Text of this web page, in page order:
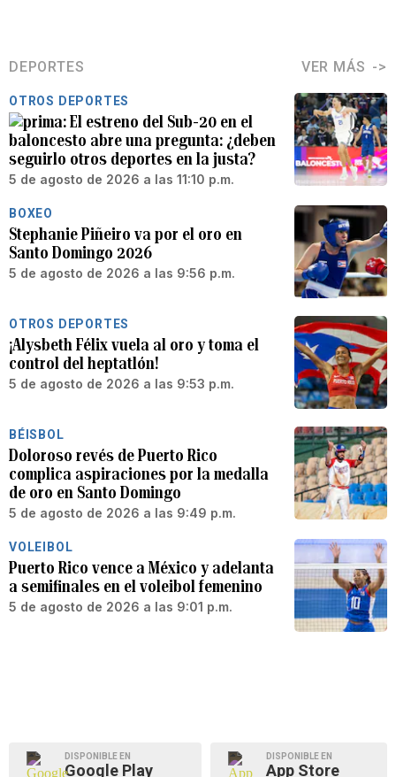
DEPORTES VER MÁS
OTROS DEPORTES
El estreno del Sub-20 en el
baloncesto abre una pregunta: ¿deben
seguirlo otros deportes en la justa?
5 de agosto de 2026 a las 11:10 p.m.
BOXEO
Stephanie Piñeiro va por el oro en
Santo Domingo 2026
5 de agosto de 2026 a las 9:56 p.m.
OTROS DEPORTES
¡Alysbeth Félix vuela al oro y toma el
control del heptatlón!
5 de agosto de 2026 a las 9:53 p.m.
BÉISBOL
Doloroso revés de Puerto Rico
complica aspiraciones por la medalla
de oro en Santo Domingo
5 de agosto de 2026 a las 9:49 p.m.
VOLEIBOL
Puerto Rico vence a México y adelanta
a semifinales en el voleibol femenino
5 de agosto de 2026 a las 9:01 p.m.
DISPONIBLE EN
Google Play
DISPONIBLE EN
App Store